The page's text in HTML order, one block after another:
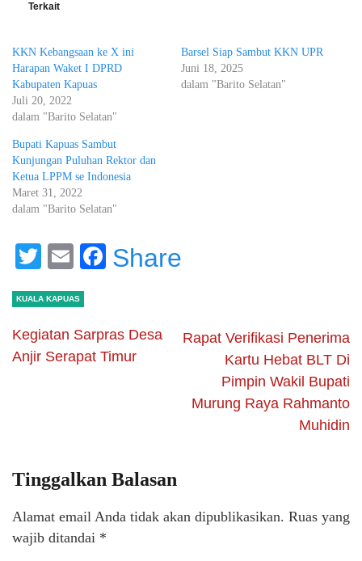
Terkait
KKN Kebangsaan ke X ini
Harapan Waket I DPRD
Kabupaten Kapuas
Juli 20, 2022
dalam "Barito Selatan"
Barsel Siap Sambut KKN UPR
Juni 18, 2025
dalam "Barito Selatan"
Bupati Kapuas Sambut
Kunjungan Puluhan Rektor dan
Ketua LPPM se Indonesia
Maret 31, 2022
dalam "Barito Selatan"
Twitter
EmailFacebook
Share
KUALA KAPUAS
Kegiatan Sarpras Desa
Anjir Serapat Timur
Rapat Verifikasi Penerima
Kartu Hebat BLT Di
Pimpin Wakil Bupati
Murung Raya Rahmanto
Muhidin
Tinggalkan Balasan
Alamat email Anda tidak akan dipublikasikan. Ruas yang
wajib ditandai *